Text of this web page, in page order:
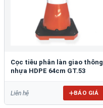
Cọc tiêu phân làn giao thông
nhựa HDPE 64cm GT.53
Liên hệ BÁO GIÁ